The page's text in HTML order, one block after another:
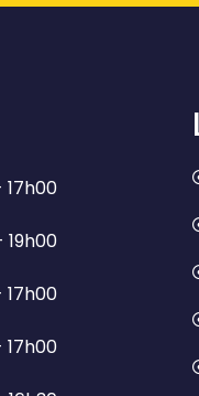
17h00
19h00
17h00
17h00